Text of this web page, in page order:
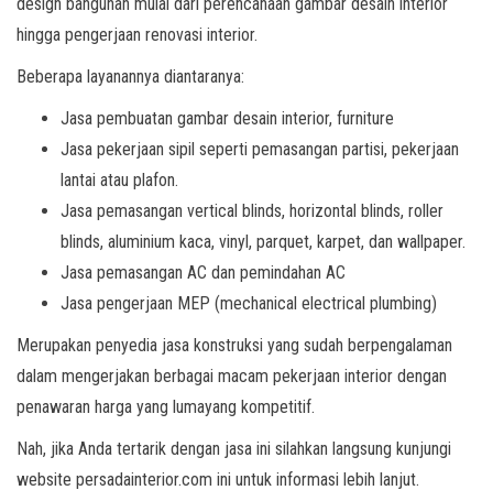
hingga pengerjaan renovasi interior.
Beberapa layanannya diantaranya:
Jasa pembuatan gambar desain interior, furniture
Jasa pekerjaan sipil seperti pemasangan partisi, pekerjaan
lantai atau plafon.
Jasa pemasangan vertical blinds, horizontal blinds, roller
blinds, aluminium kaca, vinyl, parquet, karpet, dan wallpaper.
Jasa pemasangan AC dan pemindahan AC
Jasa pengerjaan MEP (mechanical electrical plumbing)
Merupakan penyedia jasa konstruksi yang sudah berpengalaman
dalam mengerjakan berbagai macam pekerjaan interior dengan
penawaran harga yang lumayang kompetitif.
Nah, jika Anda tertarik dengan jasa ini silahkan langsung kunjungi
website persadainterior.com ini untuk informasi lebih lanjut.